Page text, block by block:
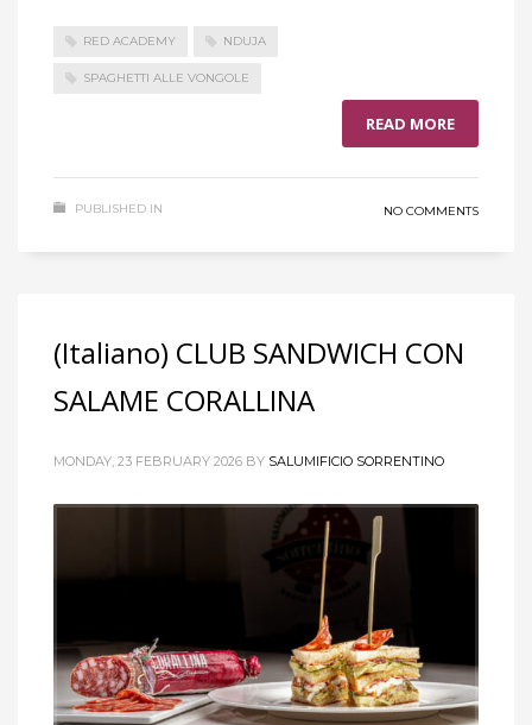
RED ACADEMY NDUJA
SPAGHETTI ALLE VONGOLE
READ MORE
PUBLISHED IN NO COMMENTS
(Italiano) CLUB SANDWICH CON
SALAME CORALLINA
MONDAY, 23 FEBRUARY 2026 BY SALUMIFICIO SORRENTINO